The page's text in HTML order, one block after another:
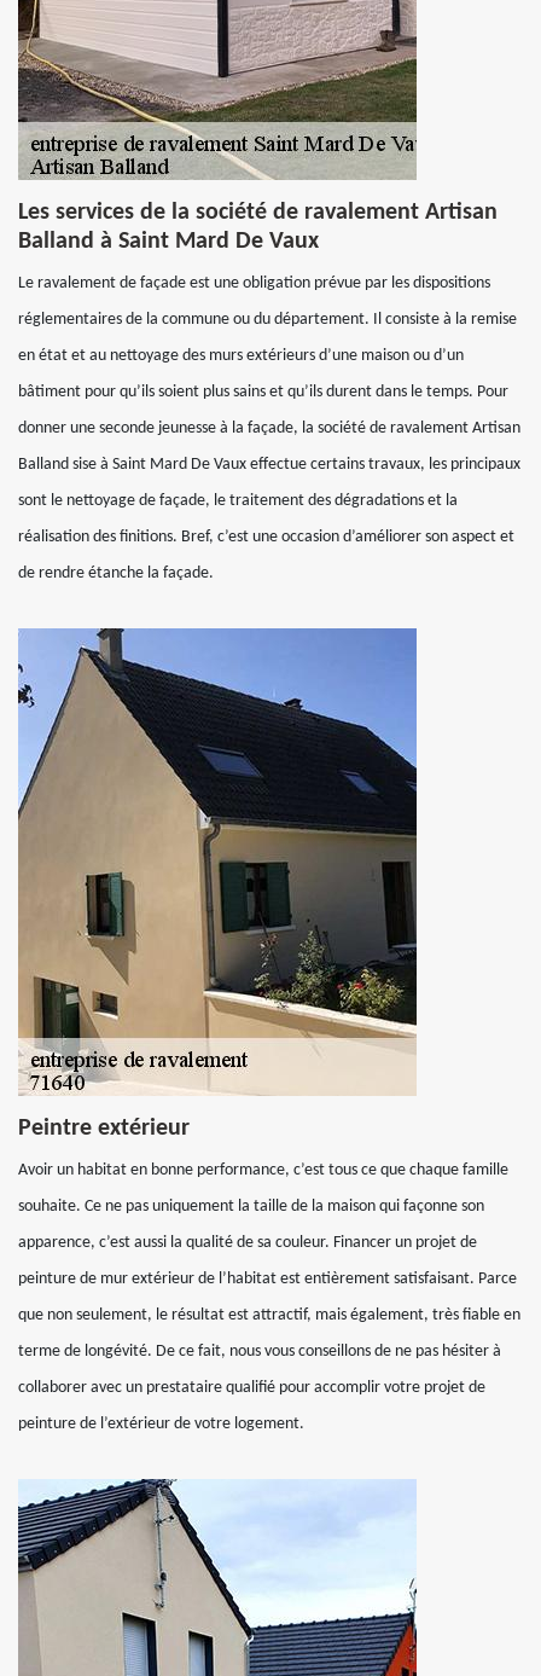
Les services de la société de ravalement Artisan
Balland à Saint Mard De Vaux
Le ravalement de façade est une obligation prévue par les dispositions
réglementaires de la commune ou du département. Il consiste à la remise
en état et au nettoyage des murs extérieurs d’une maison ou d’un
bâtiment pour qu’ils soient plus sains et qu’ils durent dans le temps. Pour
donner une seconde jeunesse à la façade, la société de ravalement Artisan
Balland sise à Saint Mard De Vaux effectue certains travaux, les principaux
sont le nettoyage de façade, le traitement des dégradations et la
réalisation des finitions. Bref, c’est une occasion d’améliorer son aspect et
de rendre étanche la façade.
Peintre extérieur
Avoir un habitat en bonne performance, c’est tous ce que chaque famille
souhaite. Ce ne pas uniquement la taille de la maison qui façonne son
apparence, c’est aussi la qualité de sa couleur. Financer un projet de
peinture de mur extérieur de l’habitat est entièrement satisfaisant. Parce
que non seulement, le résultat est attractif, mais également, très fiable en
terme de longévité. De ce fait, nous vous conseillons de ne pas hésiter à
collaborer avec un prestataire qualifié pour accomplir votre projet de
peinture de l’extérieur de votre logement.